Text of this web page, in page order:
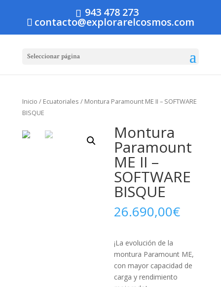
943 478 273
contacto@explorarelcosmos.com
Seleccionar página
Inicio / Ecuatoriales / Montura Paramount ME II – SOFTWARE
BISQUE
Montura
Paramount
ME II –
SOFTWARE
BISQUE
26.690,00€
¡La evolución de la
montura Paramount ME,
con mayor capacidad de
carga y rendimiento